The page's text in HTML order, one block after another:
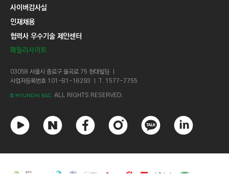
사이버감사실
인재채용
협력사 우수기술 제안센터
패밀리사이트
03058 서울시 종로구 율곡로 75 현대빌딩 ㅣ
사업자등록번호 101-81-16293 ㅣ T. 1577-7755
© HYUNDAI E&C. ALL RIGHTS RESERVED.
튜
브
이
이
스
스
타
카
오
크
드